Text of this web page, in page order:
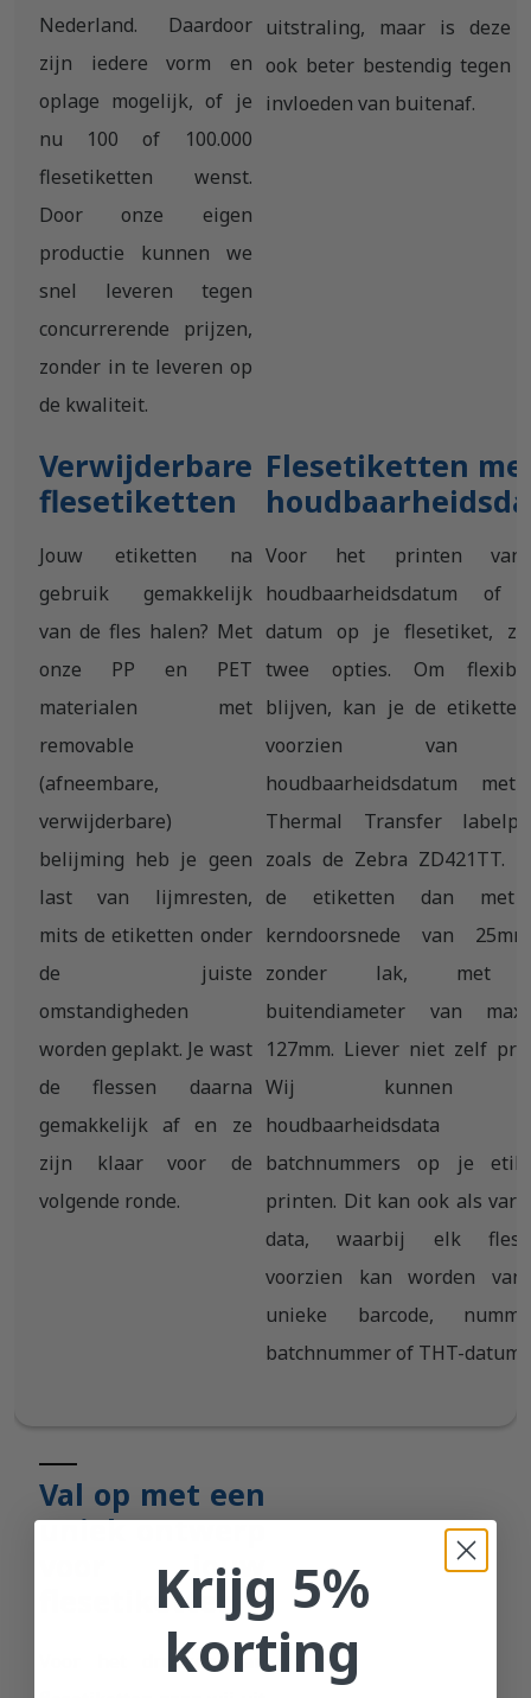
Nederland. Daardoor
zijn iedere vorm en
oplage mogelijk, of je
nu 100 of 100.000
flesetiketten wenst.
Door onze eigen
productie kunnen we
snel leveren tegen
concurrerende prijzen,
zonder in te leveren op
de kwaliteit.
uitstraling, maar is deze
ook beter bestendig tegen
invloeden van buitenaf.
Verwijderbare
flesetiketten
Jouw etiketten na
gebruik gemakkelijk
van de fles halen? Met
onze PP en PET
materialen met
removable
(afneembare,
verwijderbare)
belijming heb je geen
last van lijmresten,
mits de etiketten onder
de juiste
omstandigheden
worden geplakt. Je wast
de flessen daarna
gemakkelijk af en ze
zijn klaar voor de
volgende ronde.
Flesetiketten
Voor het printen
houdbaarheidsdatum of
datum op je flesetiket,
twee opties. Om
blijven, kan je de
voorzien van
houdbaarheidsdatum
Thermal Transfer
zoals de Zebra ZD421TT.
de etiketten dan met
kerndoorsnede van
zonder lak, met
buitendiameter van
127mm. Liever niet zelf
Wij kunnen
batchnummers op je
printen. Dit kan ook als
data, waarbij elk
voorzien kan worden
unieke barcode,
batchnummer of THT-datum.
Val op met een
uniek ontwerp
voor jouw
flesetiketten
Voor het drukken van
Krijg 5%
korting